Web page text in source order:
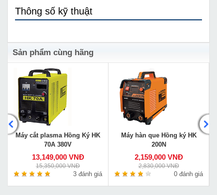
Thông số kỹ thuật
Sản phẩm cùng hãng
Máy cắt plasma Hồng Ký HK
70A 380V
13,149,000 VNĐ
15,350,000 VNĐ
3 đánh giá
Máy hàn que Hồng ký HK
200N
2,159,000 VNĐ
2,830,000 VNĐ
0 đánh giá